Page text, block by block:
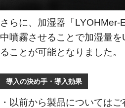
さらに、加湿器「
中噴霧させることで加湿量
ることが可能となりました。
導入の決め手・導入効果
・以前から製品については